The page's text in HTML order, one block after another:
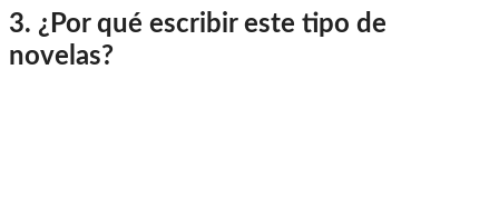
3. ¿Por qué escribir este tipo de
novelas?